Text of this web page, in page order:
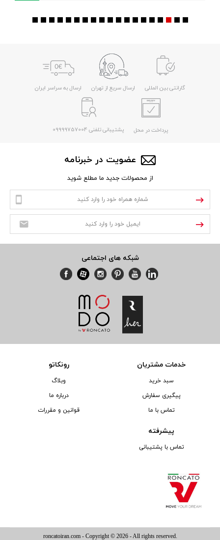
گارانتی بین المللی ارسال سریع از تهران ارسال به سراسر ایران
پرداخت در محل پشتیبانی تلفنی 09999757004
عضویت در خبرنامه
از محصولات جدید ما مطلع شوید
شبکه های اجتماعی
خدمات مشتریان
سبد خرید
پیگیری سفارش
تماس با ما
رونکاتو
وبلاگ
درباره ما
قوانین و مقررات
پیشرفته
تماس با پشتیبانی
roncatoiran.com- Copyright © 2026 - All rights reserved.